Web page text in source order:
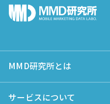
MMD研究所とは
サービスについて